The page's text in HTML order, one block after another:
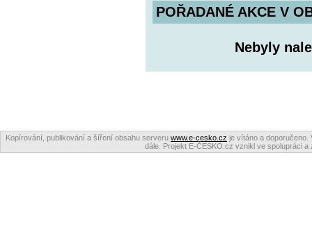
POŘADANÉ AKCE V
Nebyly
Kopírování, publikování a šíření obsahu serveru www.e-cesko.cz je vítáno a doporučeno.
dále. Projekt E-ČESKO.cz vznikl ve spolupráci